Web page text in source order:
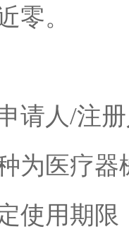
零。
请人/注
为医疗器
使用期